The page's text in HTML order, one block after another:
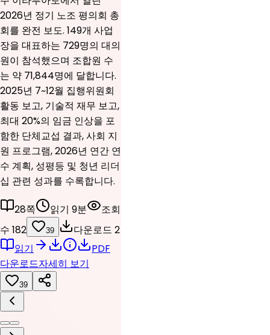
2026년 정기 노조 평의회 총
회를 완전 보도. 149개 사업
장을 대표하는 729명의 대의
원이 참석했으며 조합원 수
는 약 71,844명에 달합니다.
2025년 7~12월 집행위원회
활동 보고, 기술적 재무 보고,
최대 20%의 임금 인상을 포
함한 단체교섭 결과, 사회 지
원 프로그램, 2026년 연간 연
수 계획, 성평등 및 청년 리더
십 관련 성과를 수록합니다.
28쪽 읽기 9분
조회
수 182
39
다운로드 2
읽기
PDF
다운로드자세히 보기
39